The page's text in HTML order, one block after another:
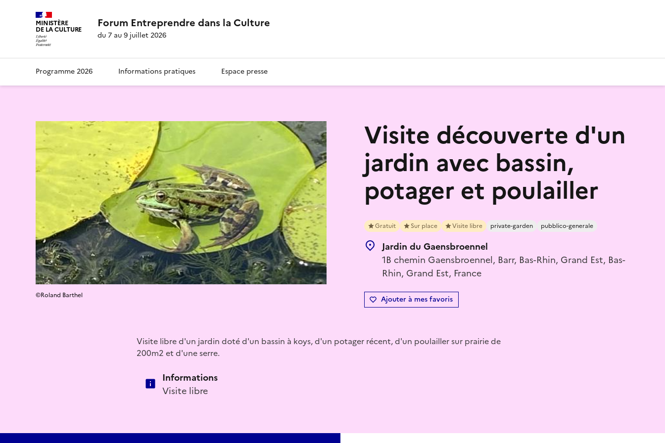
MINISTÈRE
DE LA CULTURE Forum Entreprendre dans la Culture
du 7 au 9 juillet 2026
Programme 2026 Informations pratiques Espace presse
Visite découverte d'un
jardin avec bassin,
potager et poulailler
Gratuit Sur place Visite libre private-garden pubblico-generale
Jardin du Gaensbroennel
1B chemin Gaensbroennel, Barr, Bas-Rhin, Grand Est, Bas-
Rhin, Grand Est, France
Ajouter à mes favoris
©Roland Barthel
Visite libre d'un jardin doté d'un bassin à koys, d'un potager récent, d'un poulailler sur prairie de
200m2 et d'une serre.
Informations
Visite libre